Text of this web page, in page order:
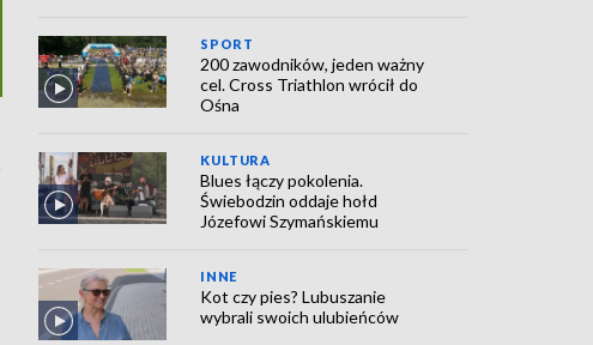
SPORT
200 zawodników, jeden ważny
cel. Cross Triathlon wrócił do
Ośna
KULTURA
Blues łączy pokolenia.
Świebodzin oddaje hołd
Józefowi Szymańskiemu
INNE
Kot czy pies? Lubuszanie
wybrali swoich ulubieńców